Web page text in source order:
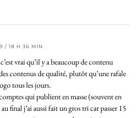
/ 18 H 36 MIN
vrai qu’il y a beaucoup de contenu
contenus de qualité, plutôt qu’une rafale
tous les jours.
qui publient en masse (souvent en
final j’ai aussi fait un gros tri car passer 15